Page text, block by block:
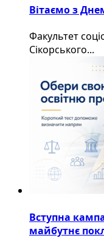
Вітаємо з
Факультет
Сікорського...
Вступна
майбутнє